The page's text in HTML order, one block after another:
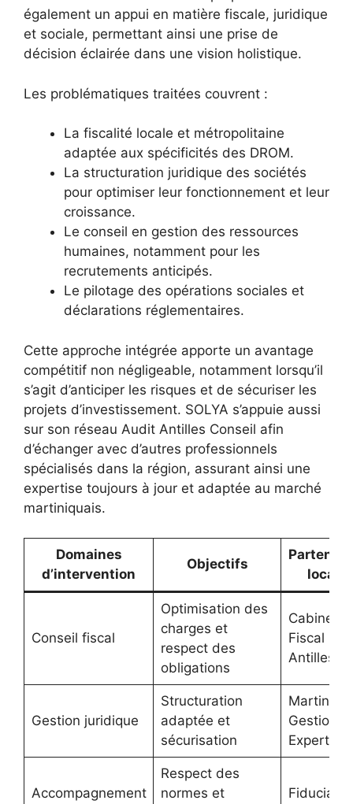
également un appui en matière fiscale, juridique
et sociale, permettant ainsi une prise de
décision éclairée dans une vision holistique.
Les problématiques traitées couvrent :
La fiscalité locale et métropolitaine
adaptée aux spécificités des DROM.
La structuration juridique des sociétés
pour optimiser leur fonctionnement et leur
croissance.
Le conseil en gestion des ressources
humaines, notamment pour les
recrutements anticipés.
Le pilotage des opérations sociales et
déclarations réglementaires.
Cette approche intégrée apporte un avantage
compétitif non négligeable, notamment lorsqu’il
s’agit d’anticiper les risques et de sécuriser les
projets d’investissement. SOLYA s’appuie aussi
sur son réseau Audit Antilles Conseil afin
d’échanger avec d’autres professionnels
spécialisés dans la région, assurant ainsi une
expertise toujours à jour et adaptée au marché
martiniquais.
Domaines
d’intervention
Objectifs
locaux
Conseil fiscal
Optimisation des
charges et
respect des
obligations
Cabinet
Fiscal
Antilles
Gestion juridique
Structuration
adaptée et
sécurisation
Gestion
Expert
Accompagnement
Respect des
normes et
Fiduciaire